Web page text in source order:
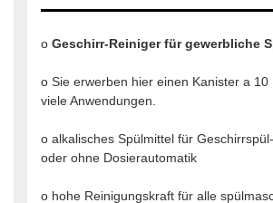
o Geschirr-Reiniger für gewerbliche
o Sie erwerben hier einen Kanister a
viele Anwendungen.
o alkalisches Spülmittel für
oder ohne Dosierautomatik
o hohe Reinigungskraft für alle